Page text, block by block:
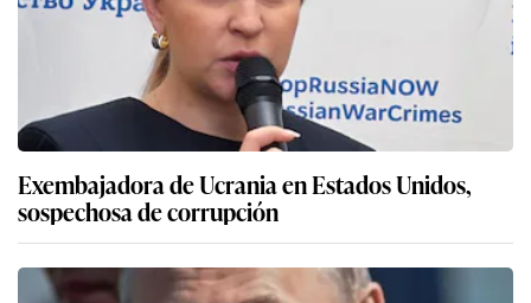
Exembajadora de Ucrania en Estados Unidos,
sospechosa de corrupción